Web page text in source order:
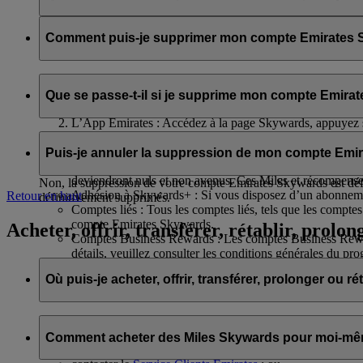
Nous partagerons votre nom et votre adresse e-mail avec
confidentialité de flydubai.
Comment puis-je supprimer mon compte Emirates
L’App Emirates : Accédez à la page Skywards,
Assistance en ligne: Parlez à notre équipe, elle se fera
Que se passe-t-il si je supprime mon compte
Si vous décidez de supprimer votre compte Emirates
Miles Skywards et récompenses non utilisés : Tous vos
deviendront nuls et non avenus. Ces Miles et
Adhésion à Skywards+ : Si vous disposez d’un
Comptes liés : Tous les comptes liés, tels que les
compte Emirates Skywards.
Comptes Business Rewards : Les comptes Business
détails, veuillez consulter les conditions générales du
Puis-je annuler la suppression de mon compte
Non, la suppression de votre compte Emirates Skywards est
définitivement supprimés.
Retour en haut
Acheter, offrir, transférer, rétablir,
Où puis-je acheter, offrir, transférer, prolonger ou
Comment acheter des Miles Skywards pour moi-